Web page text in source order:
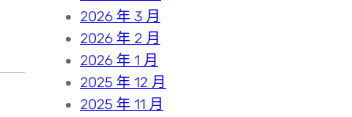
2026 年 3 月
2026 年 2 月
2026 年 1 月
2025 年 12 月
2025 年 11 月